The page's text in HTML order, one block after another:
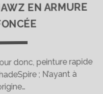
EN ARMURE
donc, peinture rapide
; N’ayant à